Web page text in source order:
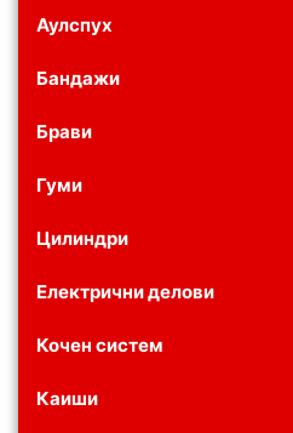
Аулспух
Бандажи
Брави
Гуми
Цилиндри
Електрични делови
Кочен систем
Каиши